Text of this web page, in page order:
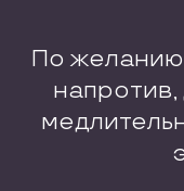
По желанию